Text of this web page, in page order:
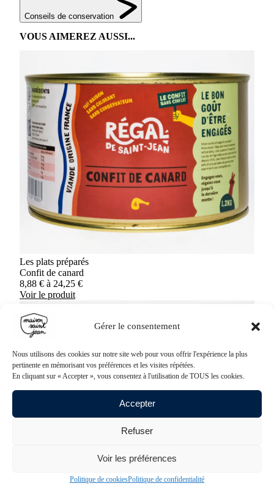
Gérer le consentement
Nous utilisons des cookies sur notre site web pour vous offrir l'expérience la plus
pertinente en mémorisant vos préférences et les visites répétées.
En cliquant sur « Accepter », vous consentez à l'utilisation de TOUS les cookies.
Accepter
Refuser
Voir les préférences
Politique de cookiesPolitique de confidentialité
Conseils de conservation
VOUS AIMEREZ AUSSI...
Les plats préparés
Confit de canard
8,88 € à 24,25 €
Voir le produit